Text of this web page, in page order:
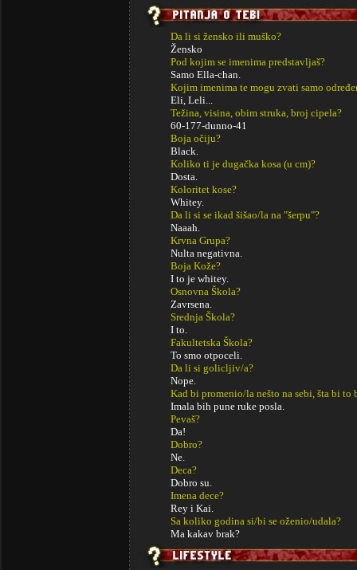
Da li si žensko ili muško?
Žensko
Pod kojim se imenima predstavljaš?
Samo Ella-chan.
Kojim imenima te mogu zvati samo
Eli, Leli...
Težina, visina, obim struka, broj cipela?
60-177-dunno-41
Boja očiju?
Black.
Koliko ti je dugačka kosa (u cm)?
Dosta.
Koloritet kose?
Whitey.
Da li si se ikad šišao/la na "šerpu"?
Naaah.
Krvna Grupa?
Nulta negativna.
Boja Kože?
I to je whitey.
Osnovna Škola?
Zavrsena.
Srednja Škola?
I to.
Fakultetska Škola?
To smo otpoceli.
Da li si golicljiv/a?
Nope.
Kad bi promenio/la nešto na sebi, šta bi to
Imala bih pune ruke posla.
Pevaš?
Da!
Dobro?
Ne.
Deca?
Dobro su.
Imena dece?
Rey i Kai.
Sa koliko godina si/bi se oženio/udala?
Ma kakav brak?